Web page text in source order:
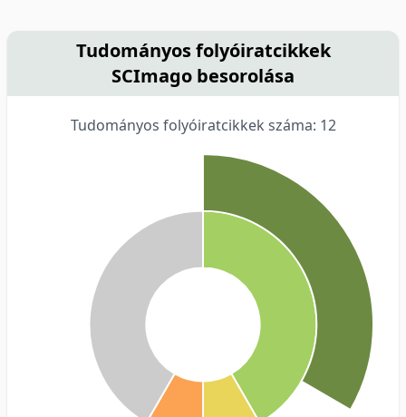
Tudományos folyóiratcikkek
SCImago besorolása
Tudományos folyóiratcikkek száma: 12